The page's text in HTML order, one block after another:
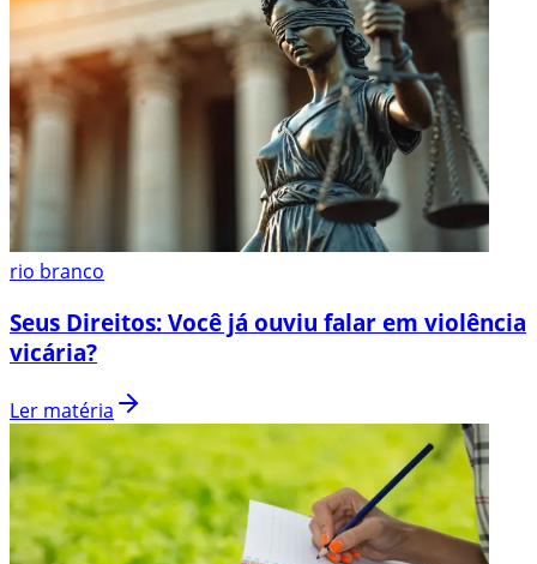
rio branco
Seus Direitos: Você já ouviu falar em violência
vicária?
Ler matéria